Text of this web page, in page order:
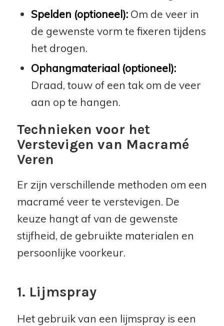
Spelden (optioneel):Om de veer in
de gewenste vorm te fixeren tijdens
het drogen.
Ophangmateriaal (optioneel):
Draad, touw of een tak om de veer
aan op te hangen.
Technieken voor het
Verstevigen van Macramé
Veren
Er zijn verschillende methoden om een
macramé veer te verstevigen. De
keuze hangt af van de gewenste
stijfheid, de gebruikte materialen en
persoonlijke voorkeur.
1. Lijmspray
Het gebruik van een lijmspray is een